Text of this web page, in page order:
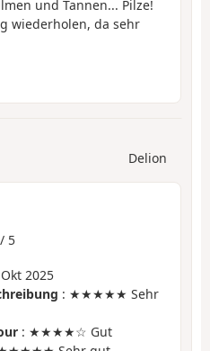
und Tannen... Pilze!
wiederholen, da sehr
Delion
/ 5
2025
: ★★★★★ Sehr
: ★★★★☆ Gut